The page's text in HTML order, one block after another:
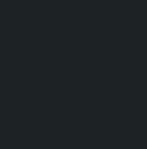
प्रवासी श्रमिकों के लिए नया